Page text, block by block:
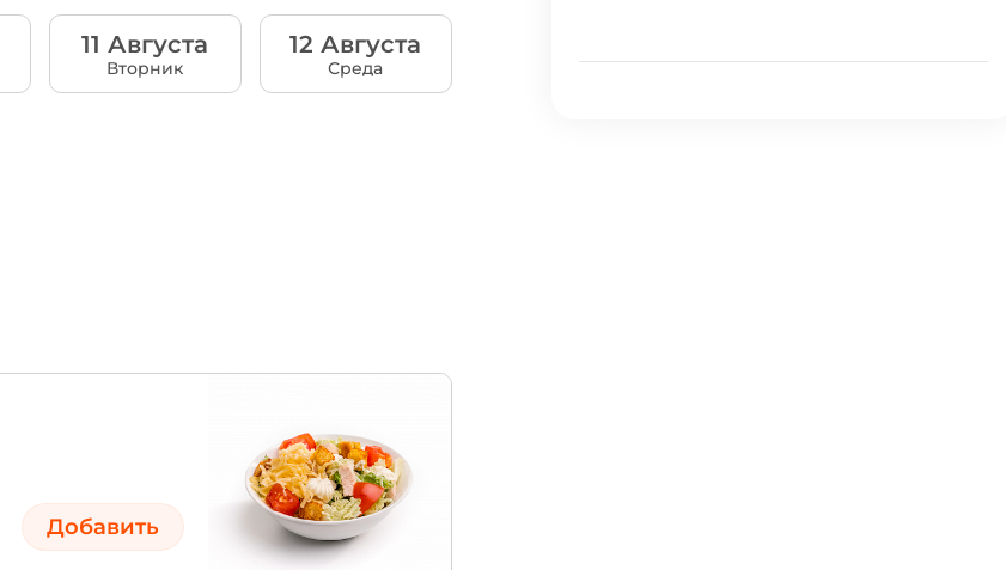
11 Августа
Вторник
12 Августа
Среда
Добавить